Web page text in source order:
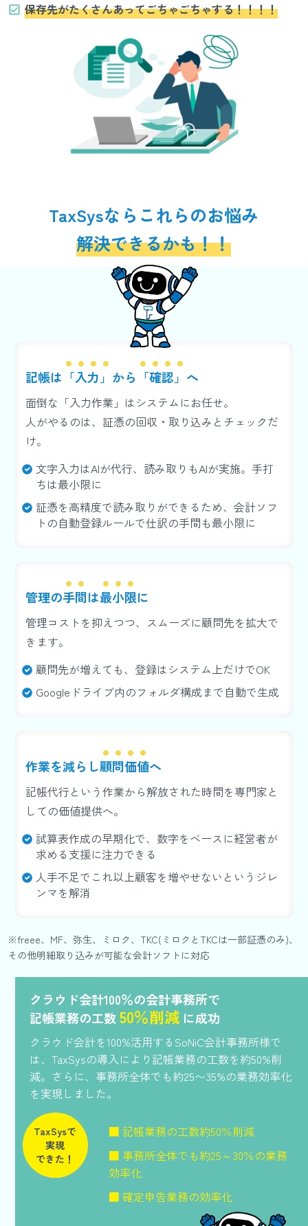
保存先がたくさんあってごちゃごちゃする！！！！
TaxSysならこれらのお悩み
解決できるかも！！
記帳は 「入力」 から 「確認」 へ
面倒な「入力作業」はシステムにお任せ。
人がやるのは、証憑の回収・取り込みとチェックだ
け。
文字入力はAIが代行、読み取りもAIが実施。手打
ちは最小限に
証憑を高精度で読み取りができるため、会計ソフ
トの自動登録ルールで仕訳の手間も最小限に
管理の手間は最小限に
管理コストを抑えつつ、スムーズに顧問先を拡大で
きます。
顧問先が増えても、登録はシステム上だけでOK
Googleドライブ内のフォルダ構成まで自動で生成
作業を減らし顧問価値へ
記帳代行という作業から解放された時間を専門家と
しての価値提供へ。
試算表作成の早期化で、数字をベースに経営者が
求める支援に注力できる
人手不足でこれ以上顧客を増やせないというジレ
ンマを解消
※freee、MF、弥生、ミロク、TKC(ミロクとTKCは一部証憑のみ)、
その他明細取り込みが可能な会計ソフトに対応
クラウド会計100％の会計事務所で
記帳業務の工数 50％削減 に成功
クラウド会計を100%活用するSoNiC会計事務所様で
は、TaxSysの導入により記帳業務の工数を約50%削
減。さらに、事務所全体でも約25〜35%の業務効率化
を実現しました。
TaxSysで
実現
できた！
■ 記帳業務の工数約50％削減
■ 事務所全体でも約25～30％の業務
効率化
■ 確定申告業務の効率化